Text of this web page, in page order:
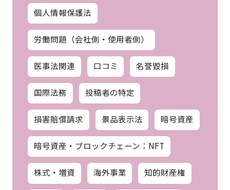
個人情報保護法
労働問題（会社側・使用者側）
医事法関連 口コミ 名誉毀損
国際法務 投稿者の特定
損害賠償請求 景品表示法 暗号資産
暗号資産・ブロックチェーン：NFT
株式・増資 海外事業 知的財産権